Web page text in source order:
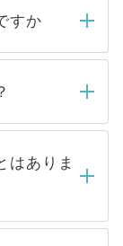
すか
当者がご
もしくは
連絡をせて
ちくださ
いる求人の
覧いただ
開求人は
開してい
はありま
ありませ